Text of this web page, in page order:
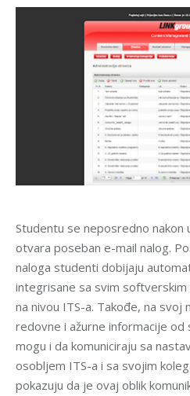
Studentu se neposredno nakon
otvara poseban e-mail nalog.
naloga studenti dobijaju
integrisane sa svim
na nivou ITS-a. Takođe, na svoj
redovne i ažurne informacije od
mogu i da komuniciraju sa
osobljem ITS-a i sa svojim
pokazuju da je ovaj oblik